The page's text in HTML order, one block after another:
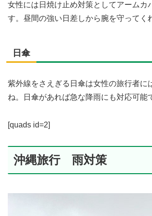
女性には日焼け止め対策としてアームカ
す。昼間の強い日差しから腕を守ってく
日傘
紫外線をさえぎる日傘は女性の旅行者に
ね。日傘があれば急な降雨にも対応可能
[quads id=2]
沖縄旅行 雨対策